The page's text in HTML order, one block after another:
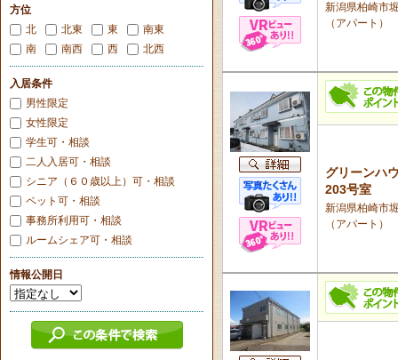
新潟県柏崎市
（アパート）
グリーンハ
203号室
新潟県柏崎市
（アパート）
方位
北
北東 東
南東
南
南西 西 北西
入居条件
男性限定
女性限定
学生可・相談
二人入居可・相談
シニア（６０歳以上）可・相談
ペット可・相談
事務所利用可・相談
ルームシェア可・相談
情報公開日